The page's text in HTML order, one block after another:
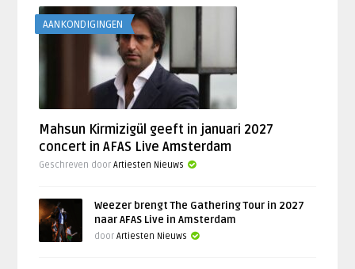
AANKONDIGINGEN
Mahsun Kirmizigül geeft in januari 2027
concert in AFAS Live Amsterdam
Geschreven doorArtiesten Nieuws
Weezer brengt The Gathering Tour in 2027
naar AFAS Live in Amsterdam
doorArtiesten Nieuws